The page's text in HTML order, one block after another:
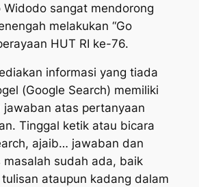
Widodo sangat mendorong
melakukan “Go
HUT RI ke-76.
informasi yang tiada
(Google Search) memiliki
jawaban atas pertanyaan
Tinggal ketik atau bicara
ajaib… jawaban dan
masalah sudah ada, baik
ataupun kadang dalam